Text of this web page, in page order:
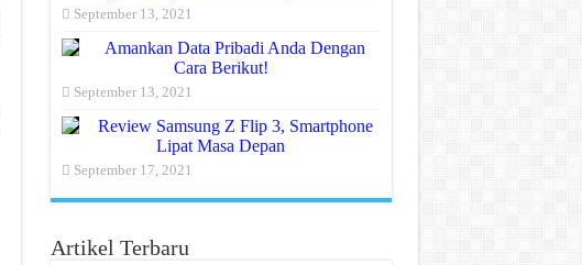
September 13, 2021
Amankan Data Pribadi Anda Dengan
Cara Berikut!
September 13, 2021
Review Samsung Z Flip 3, Smartphone
Lipat Masa Depan
September 17, 2021
Artikel Terbaru